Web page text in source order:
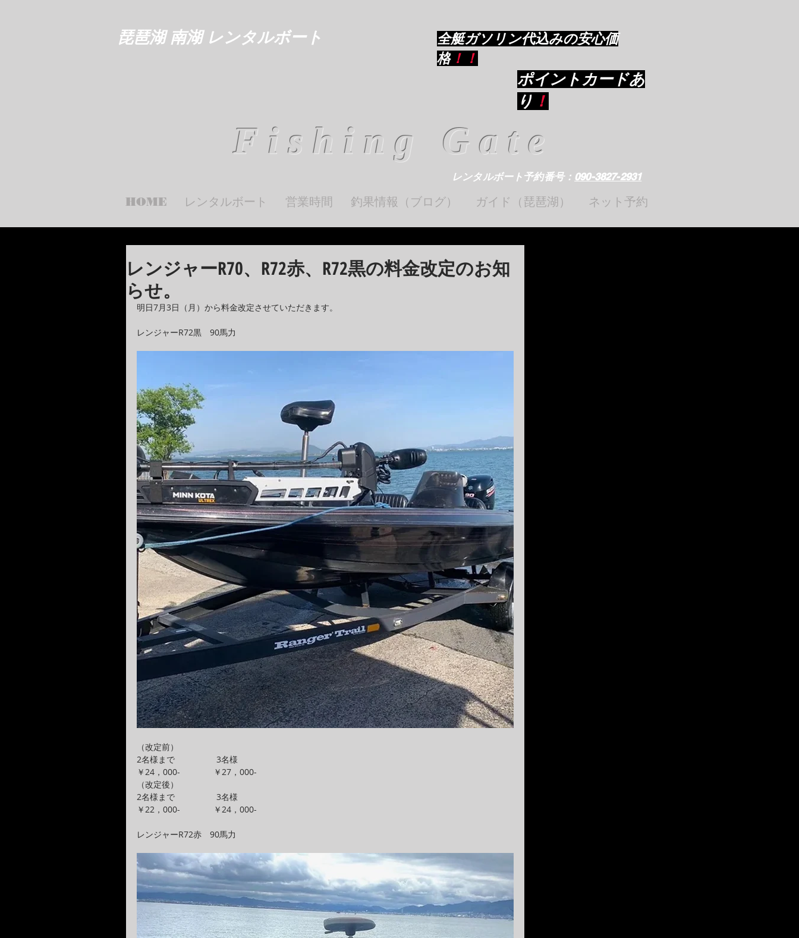
琵琶湖 南湖 レンタルボート
​全艇ガソリン代込みの安心価
格 ！！
ポイントカードあ
り ！
Fishing Gate
レンタルボート予約番号： 090-3827-2931
HOME レンタルボート 営業時間 釣果情報（ブログ） ガイド（琵琶湖） ネット予約
レンジャーR70、R72赤、R72黒の料金改定のお知
らせ。
明日7月3日（月）から料金改定させていただきます。
レンジャーR72黒　90馬力
（改定前）
2名様まで　　　　　3名様
￥24，000-　　　　￥27，000-
（改定後）
2名様まで　　　　　3名様
￥22，000-　　　　￥24，000-
レンジャーR72赤　90馬力